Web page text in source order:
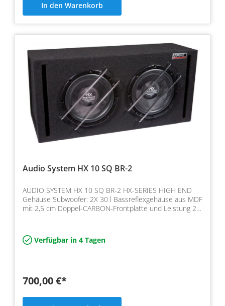
In den Warenkorb
Audio System HX 10 SQ BR-2
AUDIO SYSTEM HX 10 SQ BR-2 HX-SERIES HIGH END
Gehäuse Subwoofer: 2X 30 l Bassreflexgehäuse aus MDF
mit 2,5 cm Doppel-CARBON-Frontplatte und Leistung 2 x
Verfügbar in 4 Tagen
700,00 €*